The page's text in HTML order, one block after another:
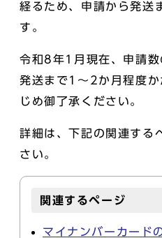
経るため、申請から発送
す。
令和8年1月現在、申請数
発送まで1～2か月程度
じめ御了承ください。
詳細は、下記の関連する
さい。
関連するページ
マイナンバーカード